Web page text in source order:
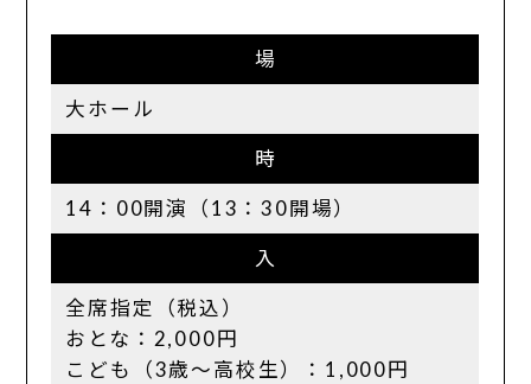
場
大ホール
時
14：00開演（13：30開場）
入
全席指定（税込）
おとな：2,000円
こども（3歳～高校生）：1,000円